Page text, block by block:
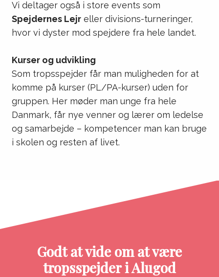
Vi deltager også i store events som
Spejdernes Lejr eller divisions-turneringer,
hvor vi dyster mod spejdere fra hele landet.
Kurser og udvikling
Som tropsspejder får man muligheden for at
komme på kurser (PL/PA-kurser) uden for
gruppen. Her møder man unge fra hele
Danmark, får nye venner og lærer om ledelse
og samarbejde – kompetencer man kan bruge
i skolen og resten af livet.
Godt at vide om at være
tropsspejder i Alugod